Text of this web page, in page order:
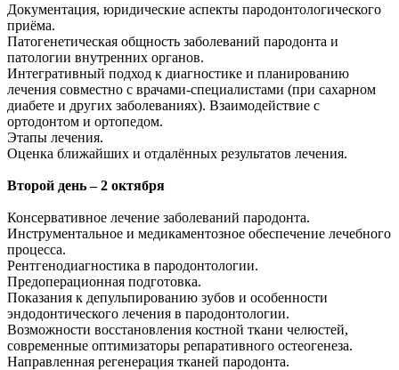
Документация, юридические аспекты пародонтологического
приёма.
Патогенетическая общность заболеваний пародонта и
патологии внутренних органов.
Интегративный подход к диагностике и планированию
лечения совместно с врачами-специалистами (при сахарном
диабете и других заболеваниях). Взаимодействие с
ортодонтом и ортопедом.
Этапы лечения.
Оценка ближайших и отдалённых результатов лечения.
Второй день – 2 октября
Консервативное лечение заболеваний пародонта.
Инструментальное и медикаментозное обеспечение лечебного
процесса.
Рентгенодиагностика в пародонтологии.
Предоперационная подготовка.
Показания к депульпированию зубов и особенности
эндодонтического лечения в пародонтологии.
Возможности восстановления костной ткани челюстей,
современные оптимизаторы репаративного остеогенеза.
Направленная регенерация тканей пародонта.